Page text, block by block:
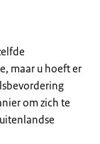
maar u hoeft er
om zich te